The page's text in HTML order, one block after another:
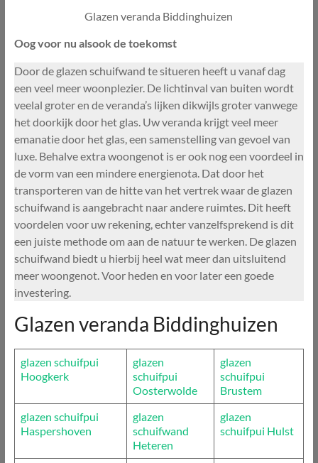
Glazen veranda Biddinghuizen
Oog voor nu alsook de toekomst
Door de glazen schuifwand te situeren heeft u vanaf dag
een veel meer woonplezier. De lichtinval van buiten wordt
veelal groter en de veranda’s lijken dikwijls groter vanwege
het doorkijk door het glas. Uw veranda krijgt veel meer
emanatie door het glas, een samenstelling van gevoel van
luxe. Behalve extra woongenot is er ook nog een voordeel in
de vorm van een mindere energienota. Dat door het
transporteren van de hitte van het vertrek waar de glazen
schuifwand is aangebracht naar andere ruimtes. Dit heeft
voordelen voor uw rekening, echter vanzelfsprekend is dit
een juiste methode om aan de natuur te werken. De glazen
schuifwand biedt u hierbij heel wat meer dan uitsluitend
meer woongenot. Voor heden en voor later een goede
investering.
Glazen veranda Biddinghuizen
glazen schuifpui
Hoogkerk
glazen
schuifpui
Oosterwolde
glazen
schuifpui
Brustem
glazen schuifpui
Haspershoven
glazen
schuifwand
Heteren
glazen
schuifpui Hulst